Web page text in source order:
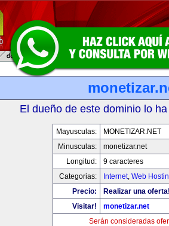
El dueño de este dominio lo
Mayusculas:
MONETIZAR.NET
Minusculas:
monetizar.net
Longitud:
9 caracteres
Categorias:
Internet, Web
Precio:
Realizar una
Visitar!
monetizar.net
Serán consideradas